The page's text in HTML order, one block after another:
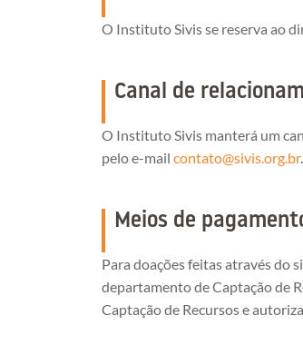
O Instituto Sivis se reserva ao
Canal de
O Instituto Sivis manterá um
pelo e-mail contato@sivis.org.br.
Meios de
Para doações feitas através do
departamento de Captação de
Captação de Recursos e